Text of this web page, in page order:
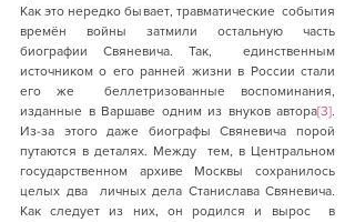
Как это нередко бывает, травматические  события
времён войны затмили остальную часть
биографии Свяневича. Так,  единственным
источником о его ранней жизни в России стали
его же  беллетризованные воспоминания,
изданные в Варшаве одним из внуков автора[3].
Из-за этого даже биографы Свяневича порой
путаются в деталях. Между  тем, в Центральном
государственном архиве Москвы сохранилось
целых два  личных дела Станислава Свяневича.
Как следует из них, он родился и вырос  в